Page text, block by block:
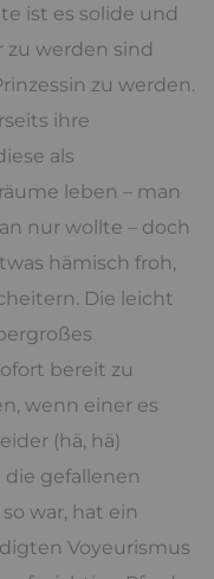
ist es solide und
zu werden sind
zu werden.
ihre
als
leben – man
nur wollte – doch
hämisch froh,
Die leicht
bereit zu
wenn einer es
(hä, hä)
gefallenen
war, hat ein
Voyeurismus